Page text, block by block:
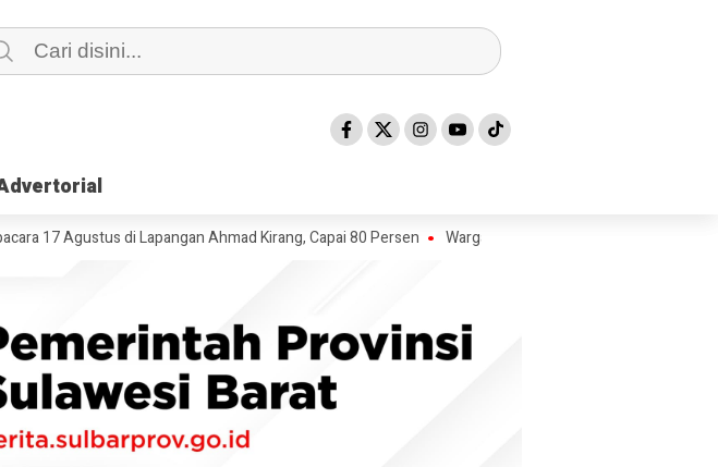
di Lapangan Ahmad Kirang, Capai 80 Persen Warga Keluhkan Sampah SPPG Dibuang di